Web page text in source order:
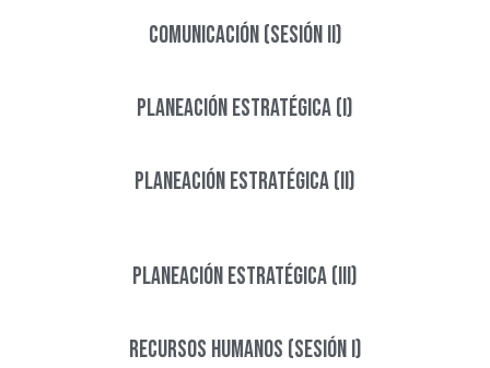
Comunicación (sesión II)
Planeación estratégica (I)
Planeación estratégica (II)
Planeación estratégica (III)​
Recursos Humanos (Sesión I)